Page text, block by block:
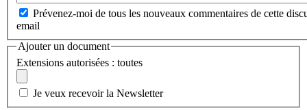
Prévenez-moi de tous les nouveaux commentaires de cette
email
Ajouter un document
Extensions autorisées : toutes
Je veux recevoir la Newsletter